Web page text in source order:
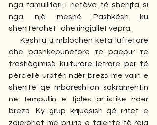
nga famullitari i netëve të shenjta si
nga një meshë Pashkësh ku
shenjtërohet   dhe ringjallet vepra.
dhe bashkëpunëtorë të paepur të
trashëgimisë kulturore letrare për të
përcjellë uratën ndër breza me vajin e
shenjtë që mbarështon sakramentin
në tempullin e fjalës artistike ndër
breza. Ky grup krijuesish që rritet e
zgjerohet me prurje e talente të reja